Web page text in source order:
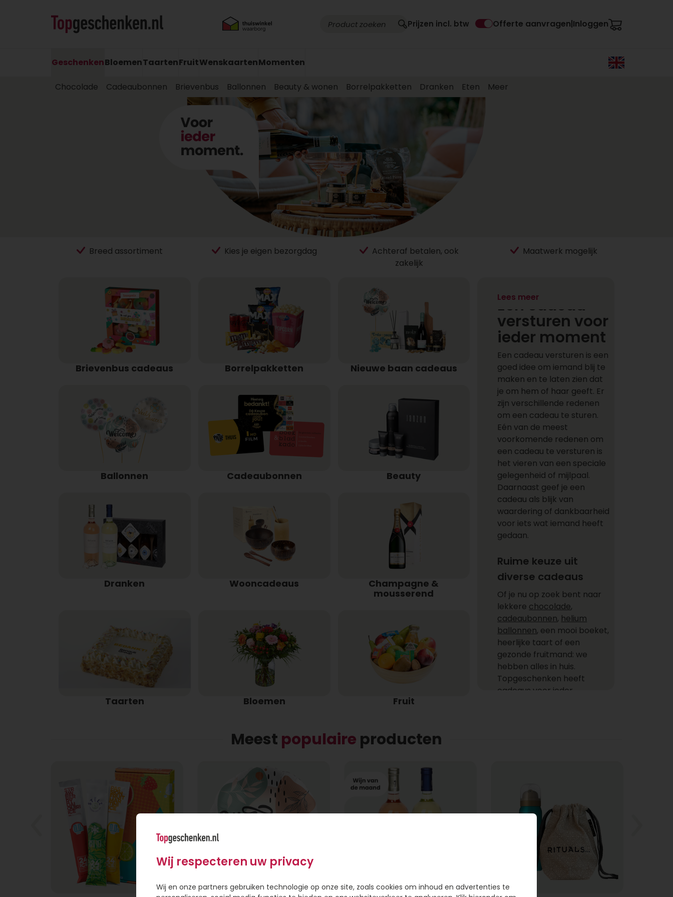
Prijzen incl. btw Offerte aanvragen Inloggen
GeschenkenBloemenTaartenFruitWenskaartenMomenten
Chocolade Cadeaubonnen Brievenbus Ballonnen Beauty & wonen Borrelpakketten Dranken Eten Meer
Breed assortiment Kies je eigen bezorgdag
Achteraf betalen, ook
zakelijk
Maatwerk mogelijk
Brievenbus cadeaus Borrelpakketten Nieuwe baan cadeaus
Ballonnen Cadeaubonnen Beauty
Dranken Wooncadeaus
Champagne &
mousserend
Taarten Bloemen Fruit
Een cadeau
versturen voor
ieder moment
Een cadeau versturen is een
goed idee om iemand blij te
maken en te laten zien dat
je om hem of haar geeft. Er
zijn verschillende redenen
om een cadeau te sturen.
Eén van de meest
voorkomende redenen om
een cadeau te versturen is
het vieren van een speciale
gelegenheid of mijlpaal.
Daarnaast geef je een
cadeau als blijk van
waardering of dankbaarheid
voor iets wat iemand heeft
gedaan.
Ruime keuze uit
diverse cadeaus
Of je nu op zoek bent naar
lekkere chocolade,
cadeaubonnen, helium
ballonnen, een mooi boeket,
heerlijke taart of een
gezonde fruitmand: we
hebben alles in huis.
Topgeschenken heeft
cadeaus voor ieder
Gemakkelijk cadeaus
bezorgen
Bij wie laat jij een cadeau
bezorgen? Een cadeau
bezorgen bij één of meer
ontvangers is niet alleen
gemakkelijk, want je hoeft
de deur niet uit, maar het
Lees meer
Meest populaire producten
Wij respecteren uw privacy
Wij en onze partners gebruiken technologie op onze site, zoals cookies om inhoud en advertenties te